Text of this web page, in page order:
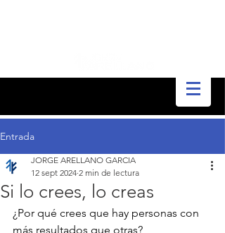
Entrada
Si lo crees, lo creas
JORGE ARELLANO GARCIA
12 sept 2024 2 min de lectura
¿Por qué crees que hay personas con
más resultados que otras?